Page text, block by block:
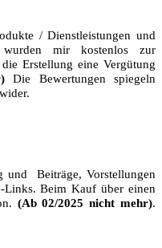
/ Dienstleistungen und
wurden mir kostenlos zur
Erstellung eine Vergütung
Die Bewertungen spiegeln
und Beiträge, Vorstellungen
Links. Beim Kauf über einen
(Ab 02/2025 nicht mehr).